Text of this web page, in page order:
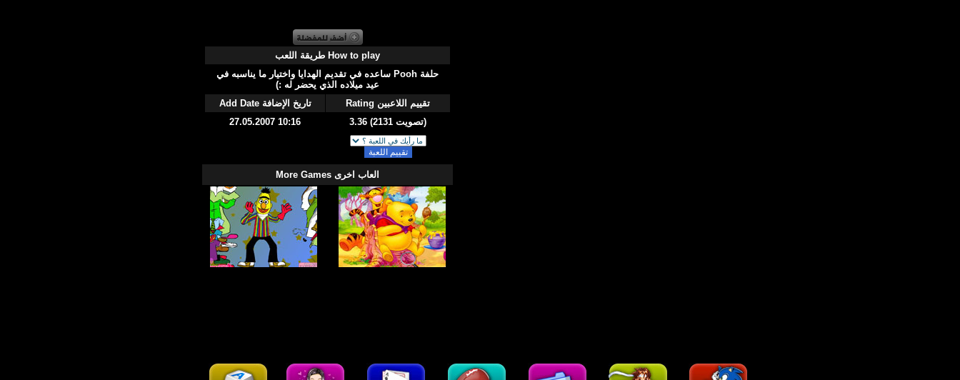
طريقة اللعب How to play
حلفة Pooh ساعده في تقديم الهدايا واختيار ما يناسبه في
عيد ميلاده الذي يحضر له :)
Add Date تاريخ الإضافة
Rating تقييم اللاعبين
27.05.2007 10:16
3.36 (2131 تصويت)
العاب اخرى More Games